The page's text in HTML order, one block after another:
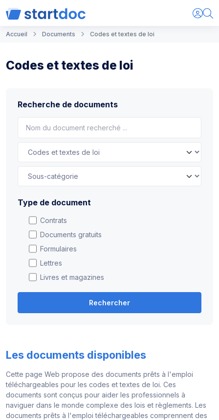
Accueil Documents Codes et textes de loi
Codes et textes de loi
Recherche de documents
Type de document
Contrats
Documents gratuits
Formulaires
Lettres
Livres et magazines
Rechercher
Les documents disponibles
Cette page Web propose des documents prêts à l'emploi
téléchargeables pour les codes et textes de loi. Ces
documents sont conçus pour aider les professionnels à
naviguer dans le monde complexe des lois et règlements. Les
documents prêts à l'emploi téléchargeables comprennent des